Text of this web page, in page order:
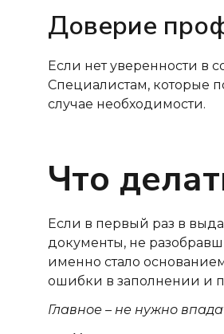
Доверие
Если нет уверенности в
Специалистам, которые
случае необходимости.
Что
Если в первый раз в
документы, не
именно стало
ошибки в заполнении и
Главное – не нужно